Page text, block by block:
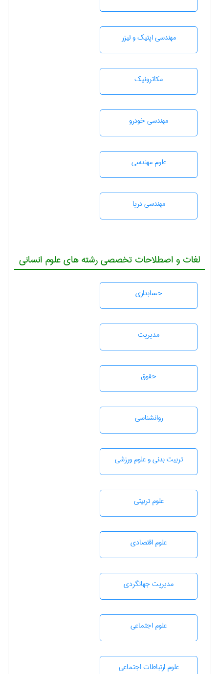
مهندسی اپتیک و لیزر
مکاترونیک
مهندسی خودرو
علوم مهندسی
مهندسی دریا
لغات و اصطلاحات تخصصی رشته های علوم انسانی
حسابداری
مديريت
حقوق
روانشناسی
تربيت بدنی و علوم ورزشی
علوم تربيتی
علوم اقتصادی
مديريت جهانگردی
علوم اجتماعی
علوم ارتباطات اجتماعی